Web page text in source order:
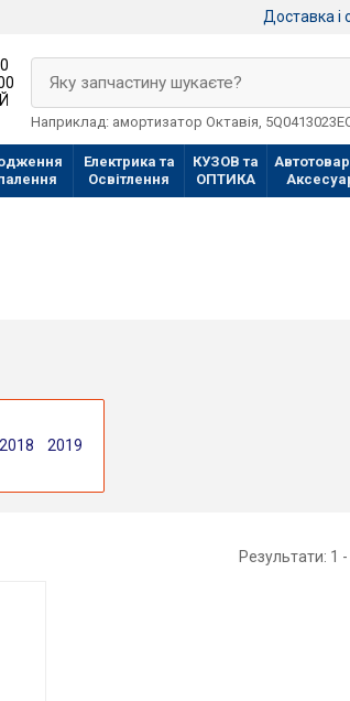
Доставка і
Яку запчастину шукаєте?
Наприклад: амортизатор Октавія,
Електрика та
Освітлення
КУЗОВ та
ОПТИКА
2018
2019
Результати: 1 -